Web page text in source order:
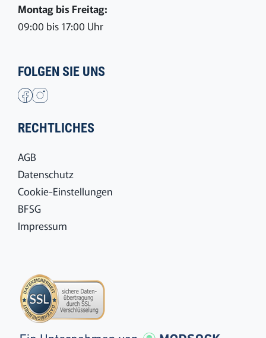
Montag bis Freitag:
09:00 bis 17:00 Uhr
FOLGEN SIE UNS
RECHTLICHES
AGB
Datenschutz
Cookie-Einstellungen
BFSG
Impressum